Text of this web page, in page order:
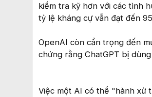
kiểm tra kỹ hơn với các tình
tỷ lệ kháng cự vẫn đạt đến
OpenAI còn cẩn trọng đến
chứng rằng ChatGPT bị
Việc một AI có thể "hành xử